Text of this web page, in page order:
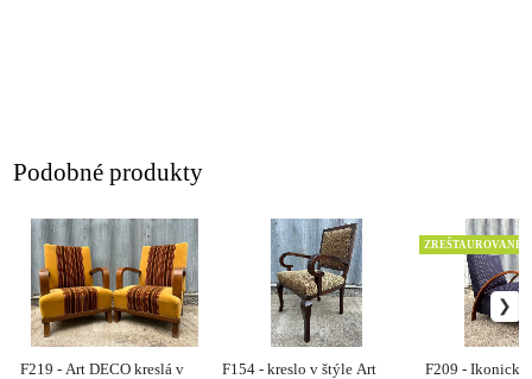
Podobné produkty
F219 - Art DECO kreslá v
F154 - kreslo v štýle Art
F209 - Ikonické
ZREŠTAUROVANÉ